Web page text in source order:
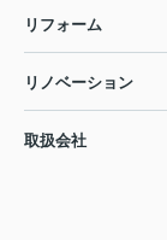
リフォーム
リノベーション
取扱会社